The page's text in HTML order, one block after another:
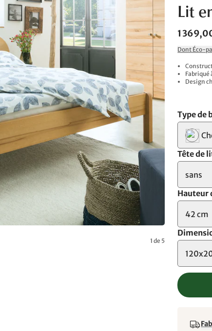
1 de 5
Lit
1
Dont Éco-
Fabriqué
Design
Type de
Tête de
sans
Hauteur
42 cm